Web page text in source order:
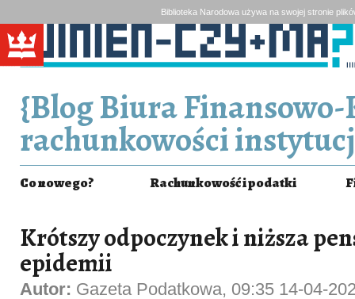
Biblioteka Narodowa używa na swojej stronie
{Blog Biura
rachunkowości
Co nowego? Rachunkowość i podatki
Krótszy odpoczynek i niższa
epidemii
Autor: Gazeta Podatkowa, 09:35 14-04-